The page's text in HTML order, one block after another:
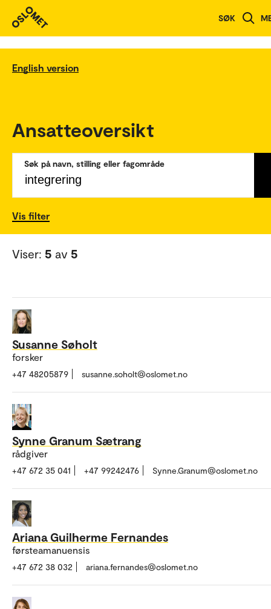
SØK
English version
Ansatteoversikt
Søk på navn, stilling eller fagområde
Vis filter
Viser: 5 av 5
Susanne Søholt
forsker
+47 48205879 susanne.soholt@oslomet.no
Synne Granum Sætrang
rådgiver
+47 672 35 041 +47 99242476 Synne.Granum@oslomet.no
Ariana Guilherme Fernandes
førsteamanuensis
+47 672 38 032 ariana.fernandes@oslomet.no